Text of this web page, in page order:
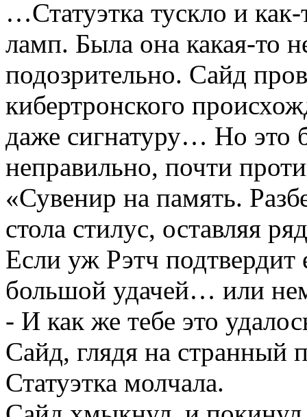
…Статуэтка тускло и
ламп. Была она какая-то
подозрительно. Сайд
кибертронского
даже сигнатуру… Но это
неправильно, почти
«Сувенир на память.
стола стилус, оставляя
Если уж Рэтч подтвердит
большой удачей… или
- И как же тебе это
Сайд, глядя на странный
Статуэтка молчала.